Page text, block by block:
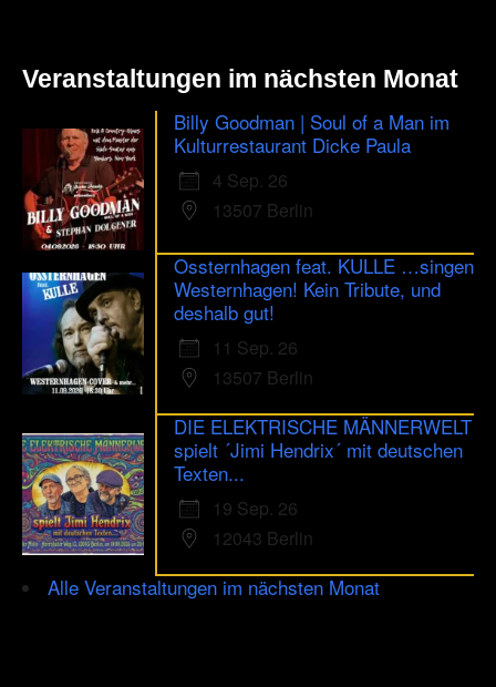
Veranstaltungen im nächsten Monat
Billy Goodman | Soul of a Man im
Kulturrestaurant Dicke Paula
4 Sep. 26
13507 Berlin
Ossternhagen feat. KULLE …singen
Westernhagen! Kein Tribute, und
deshalb gut!
11 Sep. 26
13507 Berlin
DIE ELEKTRISCHE MÄNNERWELT
spielt ´Jimi Hendrix´ mit deutschen
Texten...
19 Sep. 26
12043 Berlin
Alle Veranstaltungen im nächsten Monat